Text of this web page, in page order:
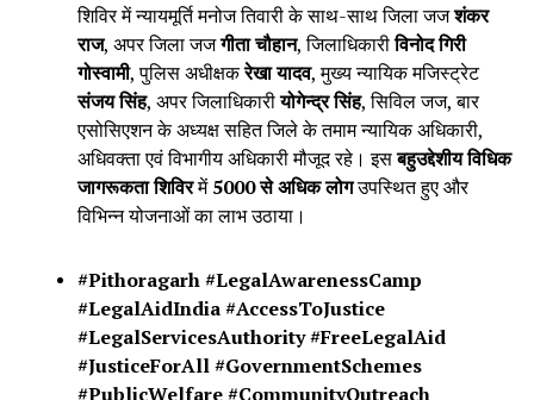
शिविर में न्यायमूर्ति मनोज तिवारी के साथ-साथ जिला जजशंकर
राज, अपर जिला जजगीता चौहान, जिलाधिकारीविनोद गिरी
गोस्वामी, पुलिस अधीक्षकरेखा यादव, मुख्य न्यायिक मजिस्ट्रेट
संजय सिंह, अपर जिलाधिकारीयोगेन्द्र सिंह, सिविल जज, बार
एसोसिएशन के अध्यक्ष सहित जिले के तमाम न्यायिक अधिकारी,
अधिवक्ता एवं विभागीय अधिकारी मौजूद रहे। इसबहुउद्देशीय विधिक
जागरूकता शिविरमें5000 से अधिक लोगउपस्थित हुए और
विभिन्न योजनाओं का लाभ उठाया।
#Pithoragarh #LegalAwarenessCamp
#LegalAidIndia #AccessToJustice
#LegalServicesAuthority #FreeLegalAid
#JusticeForAll #GovernmentSchemes
#PublicWelfare #CommunityOutreach